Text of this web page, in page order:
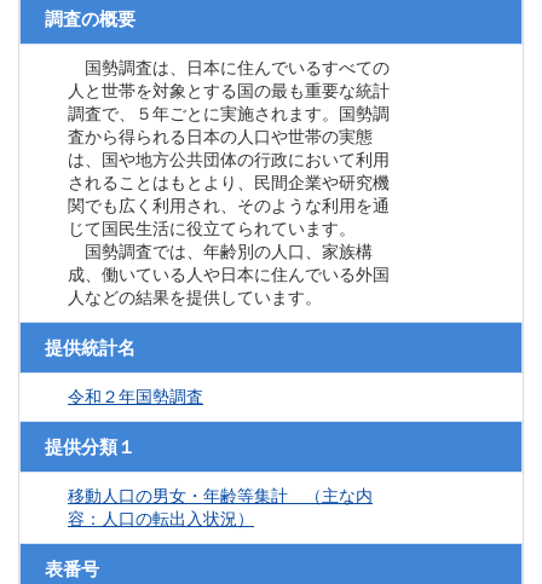
調査の概要
国勢調査は、日本に住んでいるすべての
人と世帯を対象とする国の最も重要な統計
調査で、５年ごとに実施されます。国勢調
査から得られる日本の人口や世帯の実態
は、国や地方公共団体の行政において利用
されることはもとより、民間企業や研究機
関でも広く利用され、そのような利用を通
じて国民生活に役立てられています。
国勢調査では、年齢別の人口、家族構
成、働いている人や日本に住んでいる外国
人などの結果を提供しています。
提供統計名
令和２年国勢調査
提供分類１
移動人口の男女・年齢等集計 （主な内
容：人口の転出入状況）
表番号